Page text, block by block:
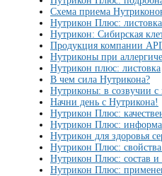
Схема приема
Нутрикон Плюс: листовка
Нутрикон: Сибирская
Продукция компании
Нутриконы при
Нутрикон плюс: листовка
В чем сила Нутрикона?
Нутриконы: в созвучии с
Начни день с Нутрикона!
Нутрикон Плюс:
Нутрикон Плюс:
Нутрикон для здоровья
Нутрикон Плюс:
Нутрикон Плюс: состав и
Нутрикон Плюс: